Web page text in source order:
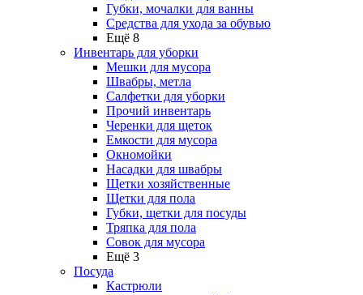
Губки, мочалки для ванны
Средства для ухода за обувью
Ещё 8
Инвентарь для уборки
Мешки для мусора
Швабры, метла
Салфетки для уборки
Прочий инвентарь
Черенки для щеток
Емкости для мусора
Окномойки
Насадки для швабры
Щетки хозяйственные
Щетки для пола
Губки, щетки для посуды
Тряпка для пола
Совок для мусора
Ещё 3
Посуда
Кастрюли